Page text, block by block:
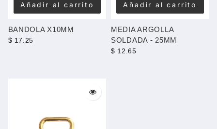
Añadir al carrito
BANDOLA X10MM
$ 17.25
Añadir al carrito
MEDIA ARGOLLA
SOLDADA - 25MM
$ 12.65